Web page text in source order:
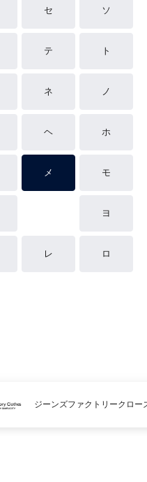
セ ソ
テ ト
ネ ノ
ヘ ホ
メ モ
ヨ
レ ロ
ジーンズファクトリークロー